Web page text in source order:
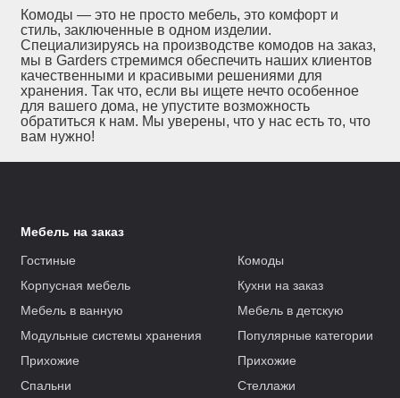
Комоды — это не просто мебель, это комфорт и
стиль, заключенные в одном изделии.
Специализируясь на производстве комодов на заказ,
мы в Garders стремимся обеспечить наших клиентов
качественными и красивыми решениями для
хранения. Так что, если вы ищете нечто особенное
для вашего дома, не упустите возможность
обратиться к нам. Мы уверены, что у нас есть то, что
вам нужно!
Мебель на заказ
Гостиные
Комоды
Корпусная мебель
Кухни на заказ
Мебель в ванную
Мебель в детскую
Модульные системы хранения
Популярные категории
Прихожие
Прихожие
Спальни
Стеллажи